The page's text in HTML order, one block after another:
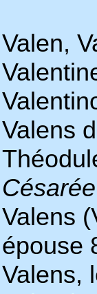
Valen,
Valens
Césarée
Valens
épouse
Valens,